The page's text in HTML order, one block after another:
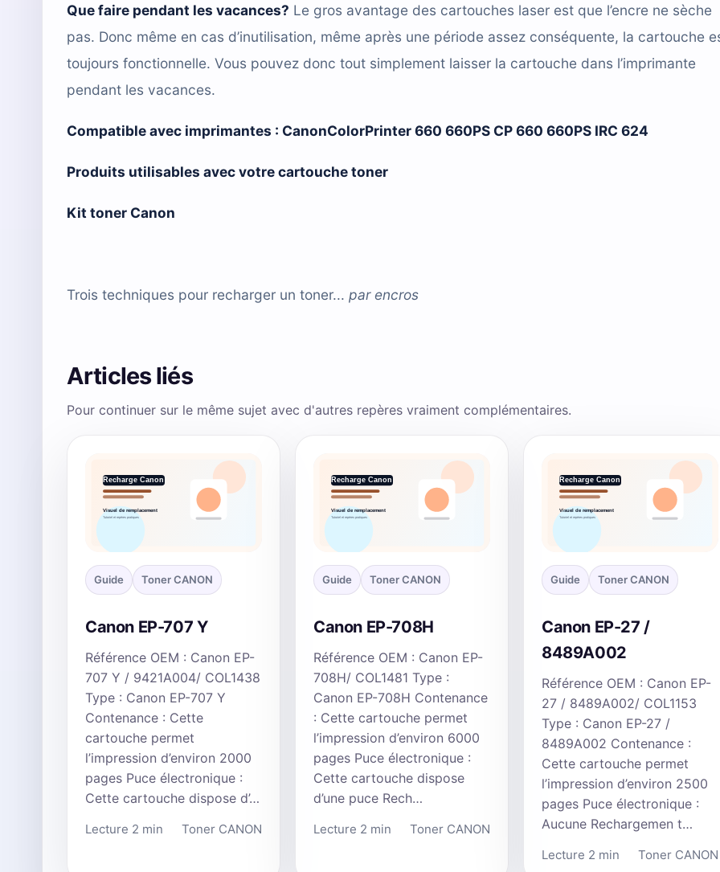
Que faire pendant les vacances? Le gros avantage des cartouches laser est que l’encre ne sèche
pas. Donc même en cas d’inutilisation, même après une période assez conséquente, la cartouche
toujours fonctionnelle. Vous pouvez donc tout simplement laisser la cartouche dans l’imprimante
pendant les vacances.
Compatible avec imprimantes : CanonColorPrinter 660 660PS CP 660 660PS IRC 624
Produits utilisables avec votre cartouche toner
Kit toner Canon
Trois techniques pour recharger un toner... parencros
Articles liés
Pour continuer sur le même sujet avec d'autres repères vraiment complémentaires.
Guide Toner CANON
Canon EP-707 Y
Référence OEM : Canon EP-
707 Y / 9421A004/ COL1438
Type : Canon EP-707 Y
Contenance : Cette
cartouche permet
l’impression d’environ 2000
pages Puce électronique :
Cette cartouche dispose d’…
Lecture 2 min Toner CANON
Guide Toner CANON
Canon EP-708H
Référence OEM : Canon EP-
708H/ COL1481 Type :
Canon EP-708H Contenance
: Cette cartouche permet
l’impression d’environ 6000
pages Puce électronique :
Cette cartouche dispose
d’une puce Rech…
Lecture 2 min Toner CANON
Guide Toner CANON
Canon EP-27 /
8489A002
Référence OEM : Canon EP-
27 / 8489A002/ COL1153
Type : Canon EP-27 /
8489A002 Contenance :
Cette cartouche permet
l’impression d’environ 2500
pages Puce électronique :
Aucune Rechargemen t…
Lecture 2 min Toner CANON